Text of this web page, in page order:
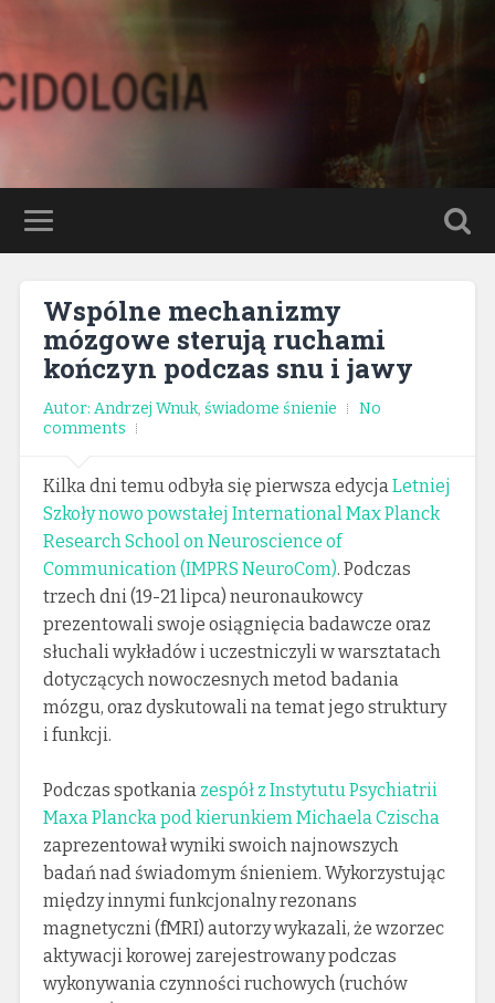
Wspólne mechanizmy
mózgowe sterują ruchami
kończyn podczas snu i jawy
Autor: Andrzej Wnuk, świadome śnienie
No
comments
Kilka dni temu odbyła się pierwsza edycjaLetniej
Szkoły nowo powstałej International Max Planck
Research School on Neuroscience of
Communication (IMPRS NeuroCom). Podczas
trzech dni (19-21 lipca) neuronaukowcy
prezentowali swoje osiągnięcia badawcze oraz
słuchali wykładów i uczestniczyli w warsztatach
dotyczących nowoczesnych metod badania
mózgu, oraz dyskutowali na temat jego struktury
i funkcji.
Podczas spotkania zespół z Instytutu Psychiatrii
Maxa Plancka pod kierunkiem Michaela Czischa
zaprezentował wyniki swoich najnowszych
badań nad świadomym śnieniem. Wykorzystując
między innymi funkcjonalny rezonans
magnetyczni (fMRI) autorzy wykazali, że wzorzec
aktywacji korowej zarejestrowany podczas
wykonywania czynności ruchowych (ruchów